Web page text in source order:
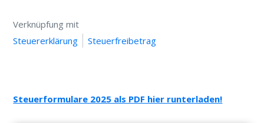
Verknüpfung mit
Steuererklärung
Steuerfreibetrag
Steuerformulare 2025 als PDF hier runterladen!